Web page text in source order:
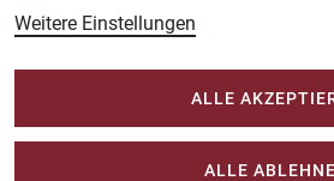
Spiel.
Weitere Einstellungen
ALLE
ALLE